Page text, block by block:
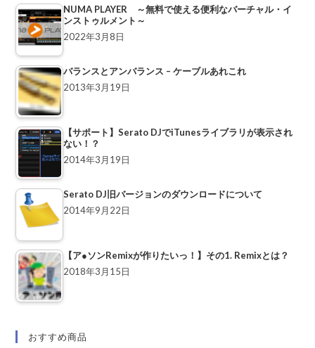
NUMA PLAYER ～無料で使える便利なバーチャル・イ
ンストゥルメント～
2022年3月8日
バランスとアンバランス – ケーブルあれこれ
2013年3月19日
【サポート】Serato DJでiTunesライブラリが表示され
ない！？
2014年3月19日
Serato DJ旧バージョンのダウンロードについて
2014年9月22日
【ア●ソンRemixが作りたいっ！】その1. Remixとは？
2018年3月15日
おすすめ商品